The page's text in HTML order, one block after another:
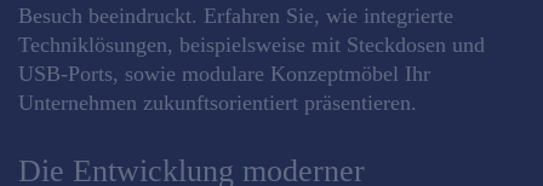
Besuch beeindruckt. Erfahren Sie, wie integrierte
Techniklösungen, beispielsweise mit Steckdosen und
USB-Ports, sowie modulare Konzeptmöbel Ihr
Unternehmen zukunftsorientiert präsentieren.
Die Entwicklung moderner